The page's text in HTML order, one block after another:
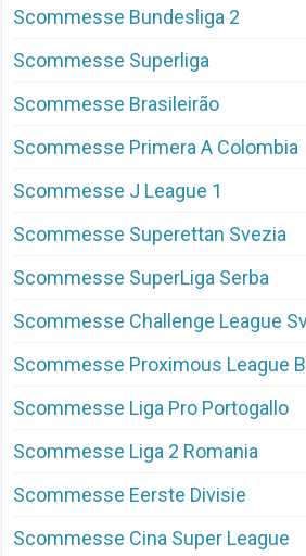
Scommesse Bundesliga 2
Scommesse Superliga
Scommesse Brasileirão
Scommesse Primera A Colombia
Scommesse J League 1
Scommesse Superettan Svezia
Scommesse SuperLiga Serba
Scommesse Challenge League
Scommesse Proximous League
Scommesse Liga Pro Portogallo
Scommesse Liga 2 Romania
Scommesse Eerste Divisie
Scommesse Cina Super League